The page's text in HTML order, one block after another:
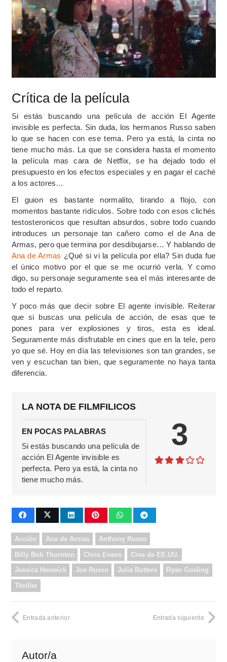
Crítica de la película
Si estás buscando una película de acción El Agente
invisible es perfecta. Sin duda, los hermanos Russo saben
lo que se hacen con ese tema. Pero ya está, la cinta no
tiene mucho más. La que se considera hasta el momento
la película mas cara de Netflix, se ha dejado todo el
presupuesto en los efectos especiales y en pagar el caché
a los actores…
El guion es bastante normalito, tirando a flojo, con
momentos bastante ridículos. Sobre todo con esos clichés
testosteronicos que resultan absurdos, sobre todo cuando
introduces un personaje tan cañero como el de Ana de
Armas, pero que termina por desdibujarse… Y hablando de
Ana de Armas ¿Qué si vi la película por ella? Sin duda fue
el único motivo por el que se me ocurrió verla. Y como
digo, su personaje seguramente sea el más interesante de
todo el reparto.
Y poco más que decir sobre El agente invisible. Reiterar
que si buscas una película de acción, de esas que te
pones para ver explosiones y tiros, esta es ideal.
Seguramente más disfrutable en cines que en la tele, pero
yo que sé. Hoy en día las televisiones son tan grandes, se
ven y escuchan tan bien, que seguramente no haya tanta
diferencia.
LA NOTA DE FILMFILICOS
EN POCAS PALABRAS
Si estás buscando una película de
acción El Agente invisible es
perfecta. Pero ya está, la cinta no
tiene mucho más.
3
Acción Ana de Armas Anthony Russo
Billy Bob Thornton Chris Evans Cine de EE.UU.
Jessica Henwick Joe Russo Julia Butters Ryan Gosling
Thriller
Entrada anterior Entrada siguiente
Autor/a